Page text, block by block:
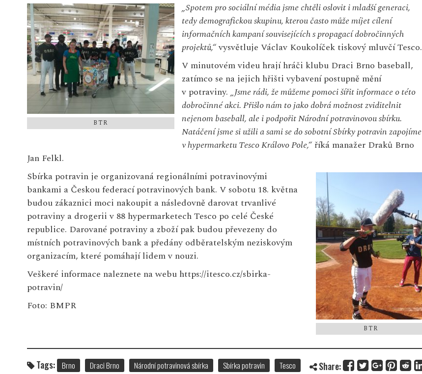
BTR
„Spotem pro sociální média jsme chtěli oslovit i mladší generaci,
tedy demografickou skupinu, kterou často může míjet cílení
informačních kampaní souvisejících s propagací dobročinných
projektů,“vysvětluje Václav Koukolíček tiskový mluvčí Tesco.
V minutovém videu hrají hráči klubu Draci Brno baseball,
zatímco se na jejich hřišti vybavení postupně mění
v potraviny. „Jsme rádi, že můžeme pomoci šířit informace o této
dobročinné akci. Přišlo nám to jako dobrá možnost zviditelnit
nejenom baseball, ale i podpořit Národní potravinovou sbírku.
Natáčení jsme si užili a sami se do sobotní Sbírky potravin zapojíme
vhypermarketu Tesco Královo Pole,“říká manažer Draků Brno
Jan Felkl.
BTR
Sbírka potravin je organizovaná regionálními potravinovými
bankami a Českou federací potravinových bank. V sobotu 18. května
budou zákaznici moci nakoupit a následovně darovat trvanlivé
potraviny a drogerii v 88 hypermarketech Tesco po celé České
republice. Darované potraviny a zboží pak budou převezeny do
místních potravinových bank a předány odběratelským neziskovým
organizacím, které pomáhají lidem v nouzi.
Veškeré informace naleznete na webu https://itesco.cz/sbirka-
potravin/
Foto: BMPR
Tags: Brno Draci Brno Národní potravinová sbírka Sbírka potravin Tesco Share: